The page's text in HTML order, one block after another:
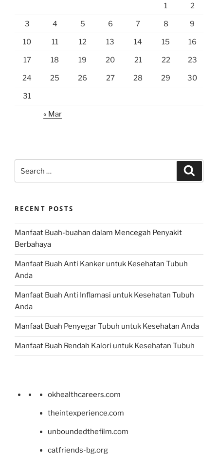
1 2
3 4 5 6 7 8 9
10 11 12 13 14 15 16
17 18 19 20 21 22 23
24 25 26 27 28 29 30
31
« Mar
for:
RECENT POSTS
Manfaat Buah-buahan dalam Mencegah Penyakit
Berbahaya
Manfaat Buah Anti Kanker untuk Kesehatan Tubuh
Anda
Manfaat Buah Anti Inflamasi untuk Kesehatan Tubuh
Anda
Manfaat Buah Penyegar Tubuh untuk Kesehatan Anda
Manfaat Buah Rendah Kalori untuk Kesehatan Tubuh
okhealthcareers.com
theintexperience.com
unboundedthefilm.com
catfriends-bg.org